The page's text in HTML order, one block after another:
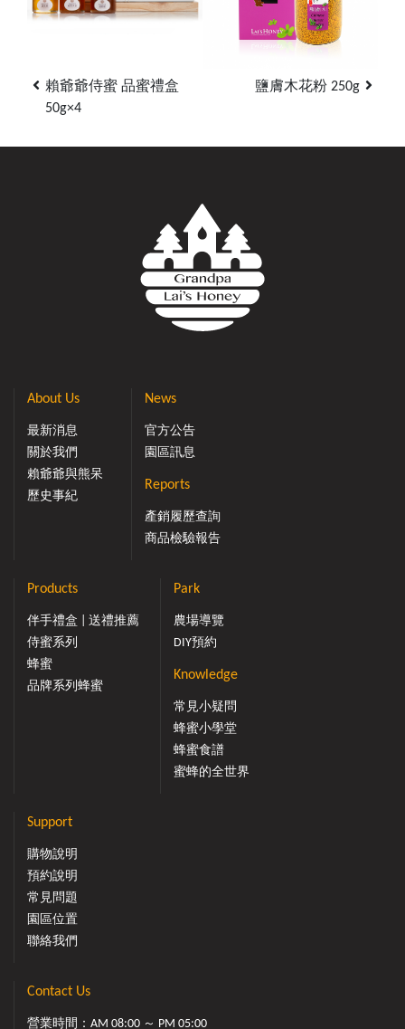
賴爺爺侍蜜 品蜜禮盒
50g×4
鹽膚木花粉 250g
About Us
最新消息
關於我們
賴爺爺與熊呆
歷史事紀
News
官方公告
園區訊息
Reports
產銷履歷查詢
商品檢驗報告
Products
伴手禮盒 | 送禮推薦
侍蜜系列
蜂蜜
品牌系列蜂蜜
Park
農場導覽
DIY預約
Knowledge
常見小疑問
蜂蜜小學堂
蜂蜜食譜
蜜蜂的全世界
Support
購物說明
預約說明
常見問題
園區位置
聯絡我們
Contact Us
營業時間：AM 08:00 ～ PM 05:00